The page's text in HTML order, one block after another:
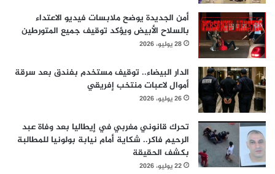
أمن الجديدة يوضح ملابسات فيديو الاعتداء
بالسلاح الأبيض ويؤكد توقيف جميع المتورطين
28 يوليو، 2026
الدار البيضاء.. توقيف مستخدم بفندق بعد سرقة
أموال لاعبات منتخب إفريقي
26 يوليو، 2026
تحرك قانوني مغربي في إيطاليا بعد وفاة عبد
الرحيم فاكر.. شكاية أمام نيابة بولونيا للمطالبة
بكشف الحقيقة
22 يوليو، 2026